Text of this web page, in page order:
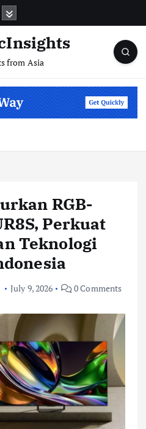
from Asia
RGB-
Perkuat
Teknologi
July 9, 2026 0 Comments